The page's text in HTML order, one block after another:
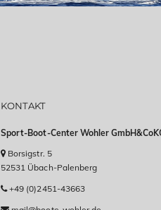
KONTAKT
Sport-Boot-Center Wohler
Borsigstr. 5
52531 Übach-Palenberg
+49 (0)2451-43663